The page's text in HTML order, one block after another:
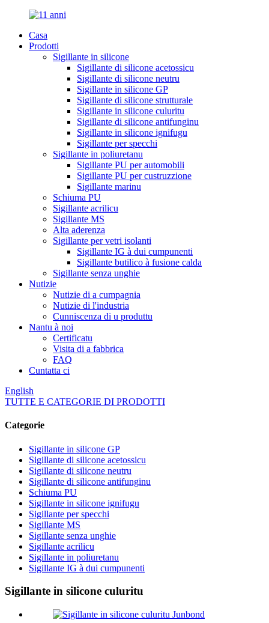
Casa
Prodotti
Sigillante in silicone
Sigillante di silicone acetossicu
Sigillante di silicone neutru
Sigillante in silicone GP
Sigillante di silicone strutturale
Sigillante in silicone culuritu
Sigillante di silicone antifunginu
Sigillante in silicone ignifugu
Sigillante per specchi
Sigillante in poliuretanu
Sigillante PU per automobili
Sigillante PU per custruzzione
Sigillante marinu
Schiuma PU
Sigillante acrilicu
Sigillante MS
Alta aderenza
Sigillante per vetri isolanti
Sigillante IG à dui cumpunenti
Sigillante butilico à fusione calda
Sigillante senza unghie
Nutizie
Nutizie di a cumpagnia
Nutizie di l'industria
Cunniscenza di u produttu
Nantu à noi
Certificatu
Visita di a fabbrica
FAQ
Cuntatta ci
English
TUTTE E CATEGORIE DI PRODOTTI
Categorie
Sigillante in silicone GP
Sigillante di silicone acetossicu
Sigillante di silicone neutru
Sigillante di silicone antifunginu
Schiuma PU
Sigillante in silicone ignifugu
Sigillante per specchi
Sigillante MS
Sigillante senza unghie
Sigillante acrilicu
Sigillante in poliuretanu
Sigillante IG à dui cumpunenti
Sigillante in silicone culuritu